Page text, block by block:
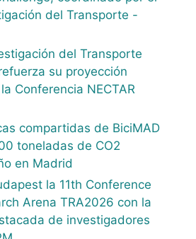
del Transporte -
del Transporte
su proyección
Conferencia NECTAR
compartidas de BiciMAD
toneladas de CO2
en Madrid
la 11th Conference
Arena TRA2026 con la
de investigadores